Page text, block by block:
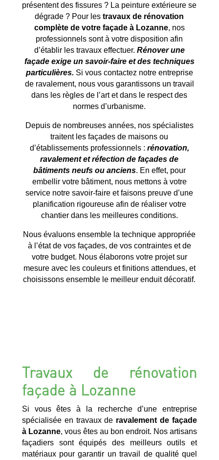
présentent des fissures ? La peinture extérieure se
dégrade ? Pour lestravaux de rénovation
complète de votre façade à Lozanne, nos
professionnels sont à votre disposition afin
d’établir les travaux effectuer. Rénover une
façade exige un savoir-faire et des techniques
particulières. Si vous contactez notre entreprise
de ravalement, nous vous garantissons un travail
dans les règles de l’art et dans le respect des
normes d’urbanisme.
Depuis de nombreuses années, nos spécialistes
traitent les façades de maisons ou
d’établissements professionnels : rénovation,
ravalement et réfection de façades de
bâtiments neufs ou anciens. En effet, pour
embellir votre bâtiment, nous mettons à votre
service notre savoir-faire et faisons preuve d’une
planification rigoureuse afin de réaliser votre
chantier dans les meilleures conditions.
Nous évaluons ensemble la technique appropriée
à l’état de vos façades, de vos contraintes et de
votre budget. Nous élaborons votre projet sur
mesure avec les couleurs et finitions attendues, et
choisissons ensemble le meilleur enduit décoratif.
Travaux de rénovation
façade à Lozanne
Si vous êtes à la recherche d’une entreprise
spécialisée en travaux de ravalement de façade
à Lozanne, vous êtes au bon endroit. Nos artisans
façadiers sont équipés des meilleurs outils et
matériaux pour garantir un travail de qualité quel